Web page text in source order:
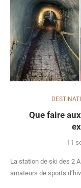
Que faire
11
La station de ski des 2
amateurs de sports